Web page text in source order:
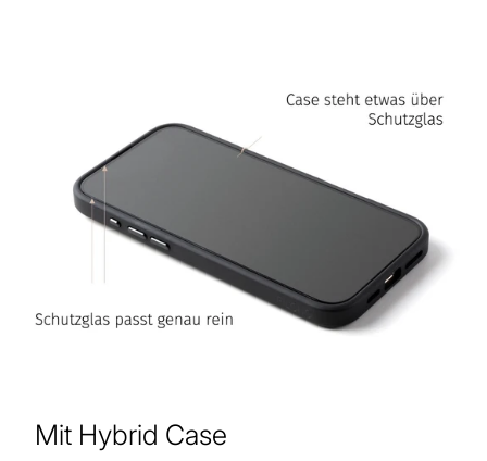
Mit Hybrid Case